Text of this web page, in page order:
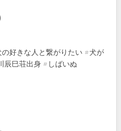
好きな人と繋がりたい #犬が
辰巳荘出身 #しばいぬ